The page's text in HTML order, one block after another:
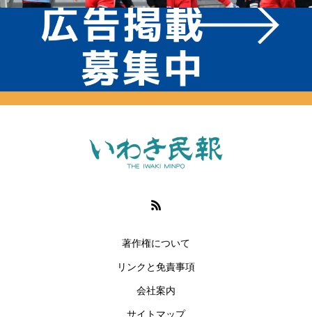
著作権について
リンクと免責事項
会社案内
サイトマップ